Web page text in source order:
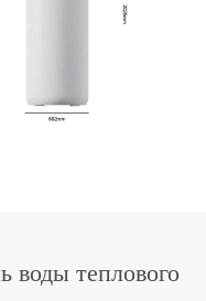
воды теплового